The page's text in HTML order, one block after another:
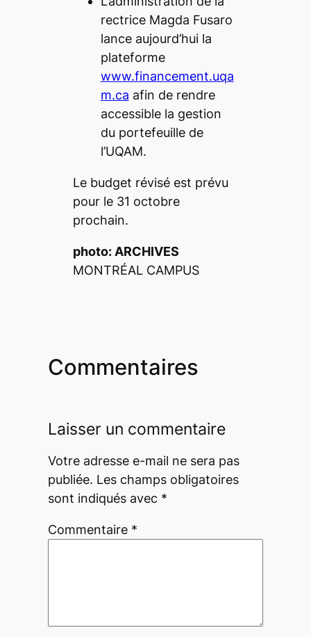
rectrice Magda Fusaro
lance aujourd’hui la
plateforme
www.financement.uqa
m.ca afin de rendre
accessible la gestion
du portefeuille de
l’UQAM.
Le budget révisé est prévu
pour le 31 octobre
prochain.
photo:ARCHIVES
MONTRÉAL CAMPUS
Commentaires
Laisser un commentaire
Votre adresse e-mail ne sera pas
publiée. Les champs obligatoires
sont indiqués avec *
Commentaire *